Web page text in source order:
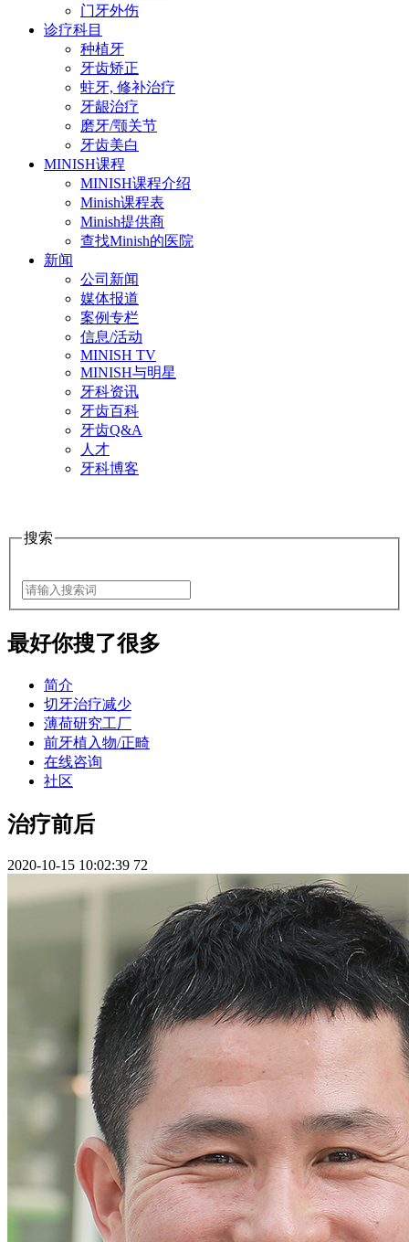
门牙外伤
诊疗科目
种植牙
牙齿矫正
蛀牙, 修补治疗
牙龈治疗
磨牙/颚关节
牙齿美白
MINISH课程
MINISH课程介绍
Minish课程表
Minish提供商
查找Minish的医院
新闻
公司新闻
媒体报道
案例专栏
信息/活动
MINISH TV
MINISH与明星
牙科资讯
牙齿百科
牙齿Q&A
人才
牙科博客
搜索
最好你搜了很多
简介
切牙治疗减少
薄荷研究工厂
前牙植入物/正畸
在线咨询
社区
治疗前后
2020-10-15 10:02:39 72